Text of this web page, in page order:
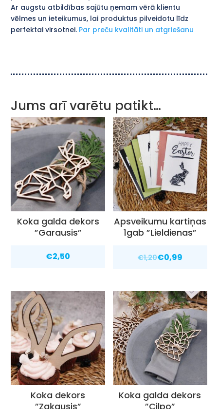
Ar augstu atbildības sajūtu ņemam vērā klientu
vēlmes un ieteikumus, lai produktus pilveidotu līdz
perfektai virsotnei. Par preču kvalitāti un atgriešanu
Jums arī varētu patikt…
Koka galda dekors
”Garausis”
€2,50
Apsveikumu kartiņas
1gab ”Lieldienas”
€1,20€0,99
Koka dekors
”Zaķausis”
Koka galda dekors
”Cilpo”